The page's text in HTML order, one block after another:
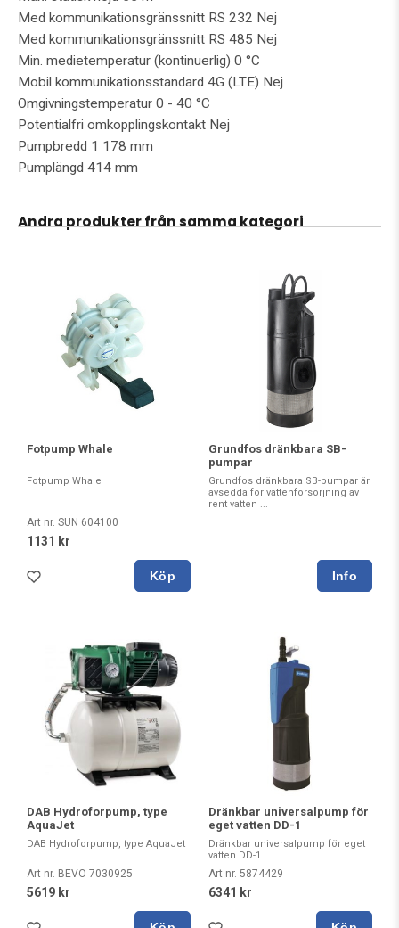
Med kommunikationsgränssnitt RS 232 Nej
Med kommunikationsgränssnitt RS 485 Nej
Min. medietemperatur (kontinuerlig) 0 °C
Mobil kommunikationsstandard 4G (LTE) Nej
Omgivningstemperatur 0 - 40 °C
Potentialfri omkopplingskontakt Nej
Pumpbredd 1 178 mm
Pumplängd 414 mm
Andra produkter från samma kategori
Fotpump Whale
Fotpump Whale
Art nr. SUN 604100
1131 kr
Köp
Grundfos dränkbara SB-
pumpar
Grundfos dränkbara SB-pumpar är
avsedda för vattenförsörjning av
rent vatten ...
DAB Hydroforpump, type
AquaJet
DAB Hydroforpump, type AquaJet
Art nr. BEVO 7030925
5619 kr
Dränkbar universalpump för
eget vatten DD-1
Dränkbar universalpump för eget
vatten DD-1
Art nr. 5874429
6341 kr